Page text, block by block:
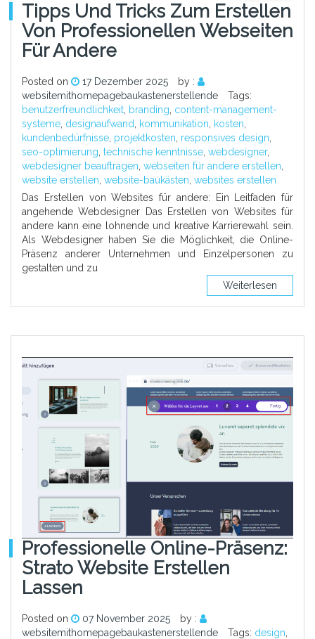
Tipps Und Tricks Zum Erstellen
Von Professionellen Webseiten
Für Andere
Posted on 17 Dezember 2025
by :
websitemithomepagebaukastenerstellende
Tags:
benutzerfreundlichkeit, branding, content-management-
systeme, designaufwand, kommunikation, kosten,
kundenbedürfnisse, projektkosten, responsives design,
seo-optimierung, technische kenntnisse, webdesigner,
webdesigner beauftragen, webseiten für andere erstellen,
website erstellen, website-baukästen, websites erstellen
Das Erstellen von Websites für andere: Ein Leitfaden für
angehende Webdesigner Das Erstellen von Websites für
andere kann eine lohnende und kreative Karrierewahl sein.
Als Webdesigner haben Sie die Möglichkeit, die Online-
Präsenz anderer Unternehmen und Einzelpersonen zu
gestalten und zu
Weiterlesen
Professionelle Online-Präsenz:
Strato Website Erstellen
Lassen
Posted on 07 November 2025
by :
websitemithomepagebaukastenerstellende
Tags: design